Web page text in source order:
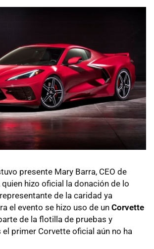
presente Mary Barra, CEO de
hizo oficial la donación de lo
de la caridad ya
el evento se hizo uso de un Corvette
de la flotilla de pruebas y
primer Corvette oficial aún no ha